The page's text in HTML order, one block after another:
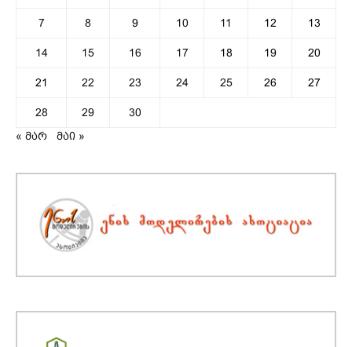
7 8 9 10 11 12 13
14 15 16 17 18 19 20
21 22 23 24 25 26 27
28 29
30
« მარ
მაი »